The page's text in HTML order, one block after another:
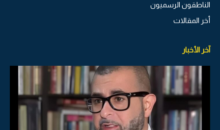
الناطقون الرسميون
أخر المقالات
آخر الأخبار